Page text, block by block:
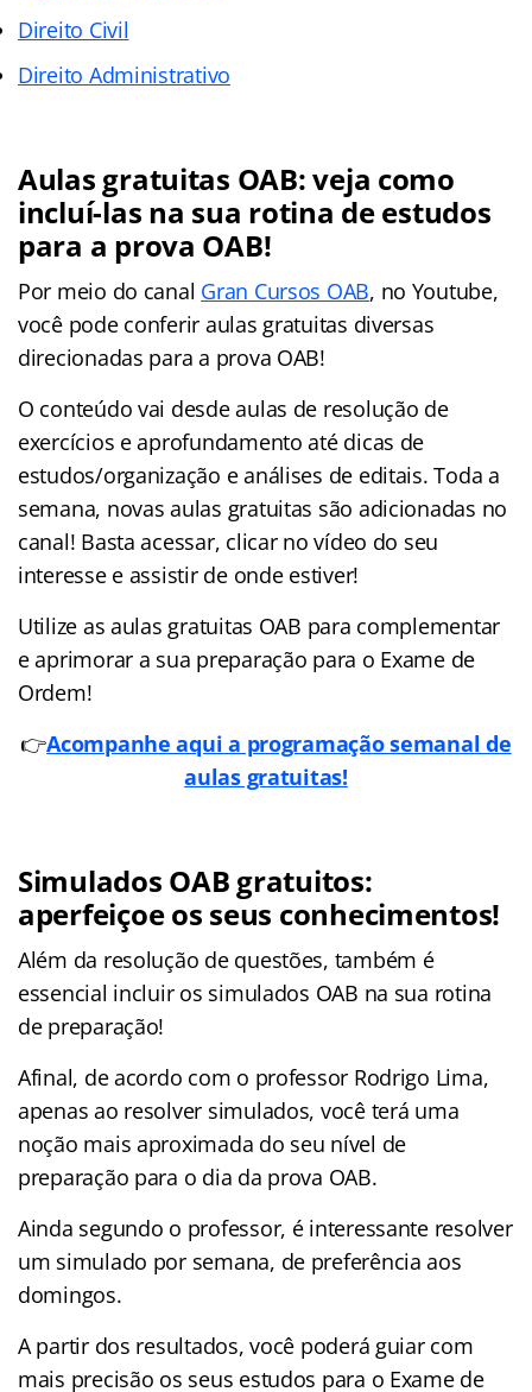
Direito Civil
Direito Administrativo
Aulas gratuitas OAB: veja como
incluí-las na sua rotina de estudos
para a prova OAB!
Por meio do canal Gran Cursos OAB, no Youtube,
você pode conferir aulas gratuitas diversas
direcionadas para a prova OAB!
O conteúdo vai desde aulas de resolução de
exercícios e aprofundamento até dicas de
estudos/organização e análises de editais. Toda a
semana, novas aulas gratuitas são adicionadas no
canal! Basta acessar, clicar no vídeo do seu
interesse e assistir de onde estiver!
Utilize as aulas gratuitas OAB para complementar
e aprimorar a sua preparação para o Exame de
Ordem!
👉Acompanhe aqui a programação semanal de
aulas gratuitas!
Simulados OAB gratuitos:
aperfeiçoe os seus conhecimentos!
Além da resolução de questões, também é
essencial incluir os simulados OAB na sua rotina
de preparação!
Afinal, de acordo com o professor Rodrigo Lima,
apenas ao resolver simulados, você terá uma
noção mais aproximada do seu nível de
preparação para o dia da prova OAB.
Ainda segundo o professor, é interessante resolver
um simulado por semana, de preferência aos
domingos.
A partir dos resultados, você poderá guiar com
mais precisão os seus estudos para o Exame de